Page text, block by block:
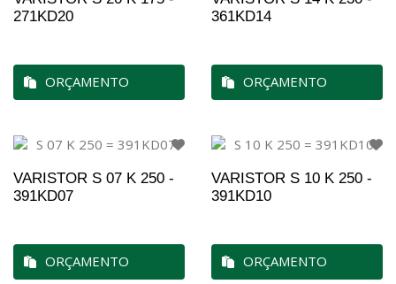
271KD20
ORÇAMENTO
361KD14
ORÇAMENTO
VARISTOR S 07 K 250 -
391KD07
ORÇAMENTO
VARISTOR S 10 K 250 -
391KD10
ORÇAMENTO